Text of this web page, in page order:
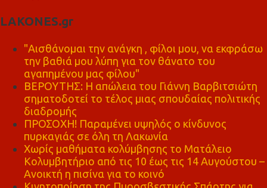
LAKONES.gr
"Αισθάνομαι την ανάγκη , φίλοι μου, να εκφράσω
την βαθιά μου λύπη για τον θάνατο του
αγαπημένου μας φίλου"
ΒΕΡΟΥΤΗΣ: Η απώλεια του Γιάννη Βαρβιτσιώτη
σηματοδοτεί το τέλος μιας σπουδαίας πολιτικής
διαδρομής
ΠΡΟΣΟΧΗ! Παραμένει υψηλός ο κίνδυνος
πυρκαγιάς σε όλη τη Λακωνία
Χωρίς μαθήματα κολύμβησης το Ματάλειο
Κολυμβητήριο από τις 10 έως τις 14 Αυγούστου –
Ανοικτή η πισίνα για το κοινό